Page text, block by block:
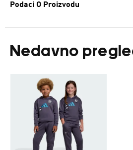
Podaci O Proizvodu
Nedavno